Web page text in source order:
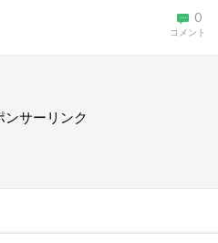
0
コメント
ンサーリンク